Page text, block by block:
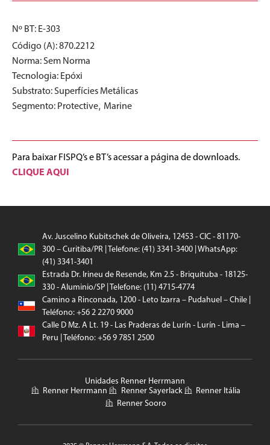
Nº BT: E-303
Código (A): 870.2212
Norma:Sem Norma
Tecnologia: Epóxi
Substrato:Superfícies Metálicas
Segmento: Protective, Marine
Para baixar FISPQ’s e BT’s acessar a página de downloads.
CLIQUE AQUI
Av. Juscelino Kubitschek de Oliveira, 12453 - CIC - 81170-
300 – Curitiba/PR | Telefone: (41) 3341-3400 | WhatsApp:
(41) 3341-3401
Estrada Dr. Irineu de Resende, Km 2.5 - Briquituba - 18125-
330 - Aluminio/SP | Telefone: (11) 4715-4774
Camino a Rinconada, 1200 - Leto Izarra – Pudahuel – Chile |
Teléfono: +56 2 2270 9000
Calle D Mz. A Lt. 19 - Las Praderas de Lurín - Lurín - Lima –
Peru | Teléfono: +56 9 7851 2500
Unidades Renner Herrmann
Renner Herrmann
Renner Sayerlack
Renner Itália
Renner Sooro